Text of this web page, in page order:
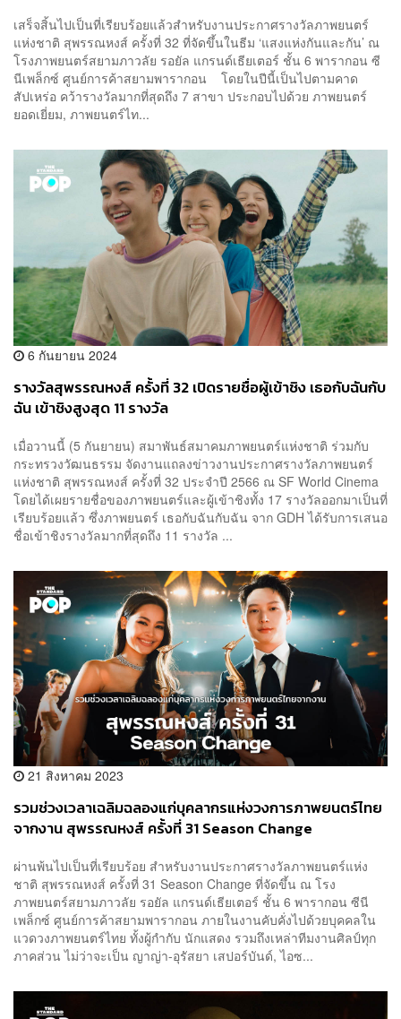
เสร็จสิ้นไปเป็นที่เรียบร้อยแล้วสำหรับงานประกาศรางวัลภาพยนตร์
แห่งชาติ สุพรรณหงส์ ครั้งที่ 32 ที่จัดขึ้นในธีม ‘แสงแห่งกันและกัน’ ณ
โรงภาพยนตร์สยามภาวลัย รอยัล แกรนด์เธียเตอร์ ชั้น 6 พารากอน ซี
นีเพล็กซ์ ศูนย์การค้าสยามพารากอน โดยในปีนี้เป็นไปตามคาด
สัปเหร่อ คว้ารางวัลมากที่สุดถึง 7 สาขา ประกอบไปด้วย ภาพยนตร์
ยอดเยี่ยม, ภาพยนตร์ไท...
6 กันยายน 2024
รางวัลสุพรรณหงส์ ครั้งที่ 32 เปิดรายชื่อผู้เข้าชิง เธอกับฉันกับ
ฉัน เข้าชิงสูงสุด 11 รางวัล
เมื่อวานนี้ (5 กันยายน) สมาพันธ์สมาคมภาพยนตร์แห่งชาติ ร่วมกับ
กระทรวงวัฒนธรรม จัดงานแถลงข่าวงานประกาศรางวัลภาพยนตร์
แห่งชาติ สุพรรณหงส์ ครั้งที่ 32 ประจำปี 2566 ณ SF World Cinema
โดยได้เผยรายชื่อของภาพยนตร์และผู้เข้าชิงทั้ง 17 รางวัลออกมาเป็นที่
เรียบร้อยแล้ว ซึ่งภาพยนตร์ เธอกับฉันกับฉัน จาก GDH ได้รับการเสนอ
ชื่อเข้าชิงรางวัลมากที่สุดถึง 11 รางวัล ...
21 สิงหาคม 2023
รวมช่วงเวลาเฉลิมฉลองแก่บุคลากรแห่งวงการภาพยนตร์ไทย
จากงาน สุพรรณหงส์ ครั้งที่ 31 Season Change
ผ่านพ้นไปเป็นที่เรียบร้อย สำหรับงานประกาศรางวัลภาพยนตร์แห่ง
ชาติ สุพรรณหงส์ ครั้งที่ 31 Season Change ที่จัดขึ้น ณ โรง
ภาพยนตร์สยามภาวลัย รอยัล แกรนด์เธียเตอร์ ชั้น 6 พารากอน ซีนี
เพล็กซ์ ศูนย์การค้าสยามพารากอน ภายในงานคับคั่งไปด้วยบุคคลใน
แวดวงภาพยนตร์ไทย ทั้งผู้กำกับ นักแสดง รวมถึงเหล่าทีมงานศิลป์ทุก
ภาคส่วน ไม่ว่าจะเป็น ญาญ่า-อุรัสยา เสปอร์บันด์, ไอซ...